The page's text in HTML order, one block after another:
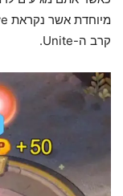
קרב ה-Unite.